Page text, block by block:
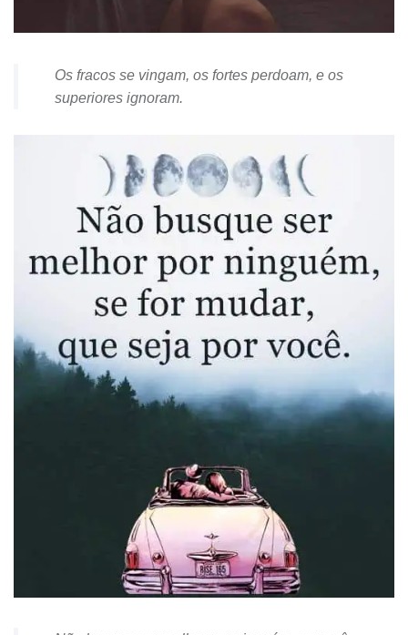
Os fracos se vingam, os fortes perdoam, e os
superiores ignoram.